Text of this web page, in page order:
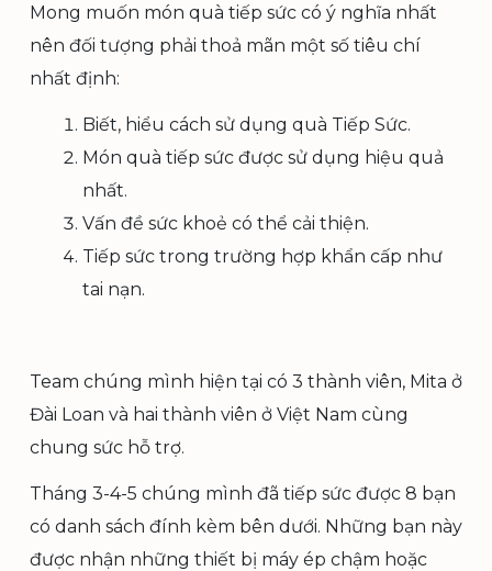
Mong muốn món quà tiếp sức có ý nghĩa nhất
nên đối tượng phải thoả mãn một số tiêu chí
nhất định:
Biết, hiểu cách sử dụng quà Tiếp Sức.
Món quà tiếp sức được sử dụng hiệu quả
nhất.
Vấn đề sức khoẻ có thể cải thiện.
Tiếp sức trong trường hợp khẩn cấp như
tai nạn.
Team chúng mình hiện tại có 3 thành viên, Mita ở
Đài Loan và hai thành viên ở Việt Nam cùng
chung sức hỗ trợ.
Tháng 3-4-5 chúng mình đã tiếp sức được 8 bạn
có danh sách đính kèm bên dưới. Những bạn này
được nhận những thiết bị máy ép chậm hoặc